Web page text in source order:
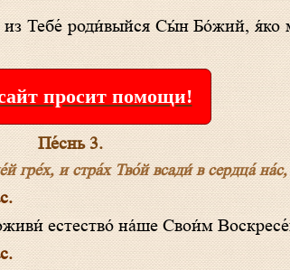
Тебе́ роди́выйся Сы́н Бо́жий, я́ко
просит помощи!
Пе́снь 3.
гре́х, и стра́х Тво́й всади́ в сердца́
естество́ на́ше Свои́м